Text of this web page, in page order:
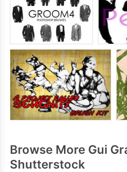
Browse More Gui
Shutterstock